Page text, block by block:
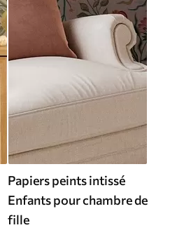
Papiers peints intissé
Enfants pour chambre de
fille